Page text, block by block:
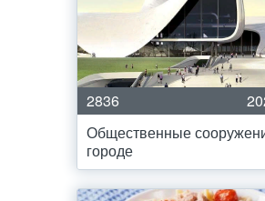
2836
Общественные
городе